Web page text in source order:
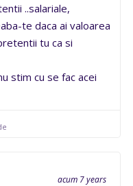
..salariale,
te daca ai valoarea
tu ca si
stim cu se fac acei
acum 7 years